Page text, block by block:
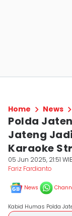
Home News
Polda
Jateng
Karaoke
05 Jun 2025, 21:51
Fariz Fardianto
News
Kabid Humas Polda